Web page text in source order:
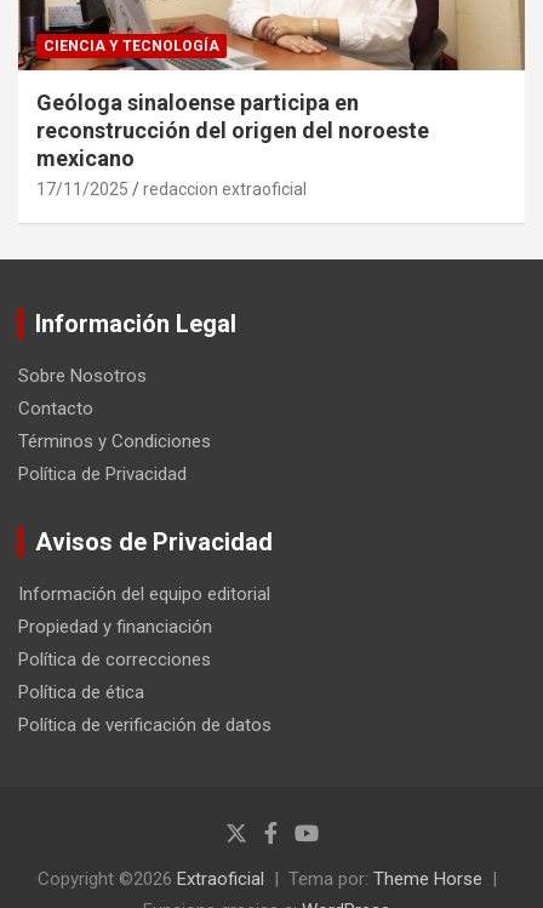
CIENCIA Y TECNOLOGÍA
Geóloga sinaloense participa en
reconstrucción del origen del noroeste
mexicano
17/11/2025 redaccion extraoficial
Información Legal
Sobre Nosotros
Contacto
Términos y Condiciones
Política de Privacidad
Avisos de Privacidad
Información del equipo editorial
Propiedad y financiación
Política de correcciones
Política de ética
Política de verificación de datos
Copyright ©2026 Extraoficial Tema por: Theme Horse